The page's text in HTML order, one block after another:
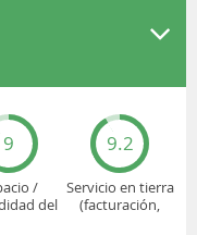
9
/
del
9.2
Servicio en tierra
(facturación,